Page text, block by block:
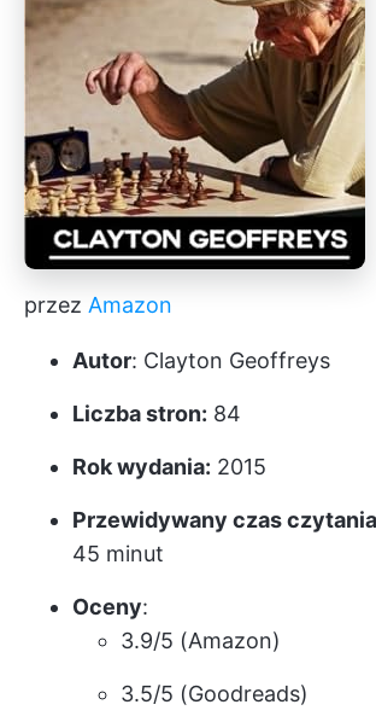
przez Amazon
Autor: Clayton Geoffreys
Liczba stron: 84
Rok wydania: 2015
Przewidywany czas
45 minut
Oceny:
3.9/5 (Amazon)
3.5/5 (Goodreads)